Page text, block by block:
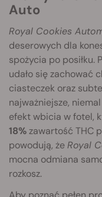
Auto
Royal Cookies
deserowych dla
spożycia po posiłku.
udało się zachować
ciasteczek oraz
najważniejsze,
efekt wbicia w fotel,
18%zawartość THC
powodują, żeRoyal
mocna odmiana
rozkosz.